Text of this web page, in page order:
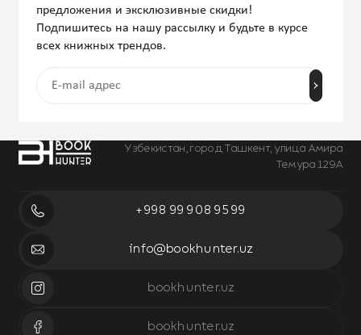
Узбекистан, город Ташкент, улица Амира
Темура 129А
+998 99 908 95 99
info@bookhunter.uz
bookhunter.uz
bookhunter.uz
предложения и эксклюзивные скидки!
Подпишитесь на нашу рассылку и будьте в курсе
всех книжных трендов.